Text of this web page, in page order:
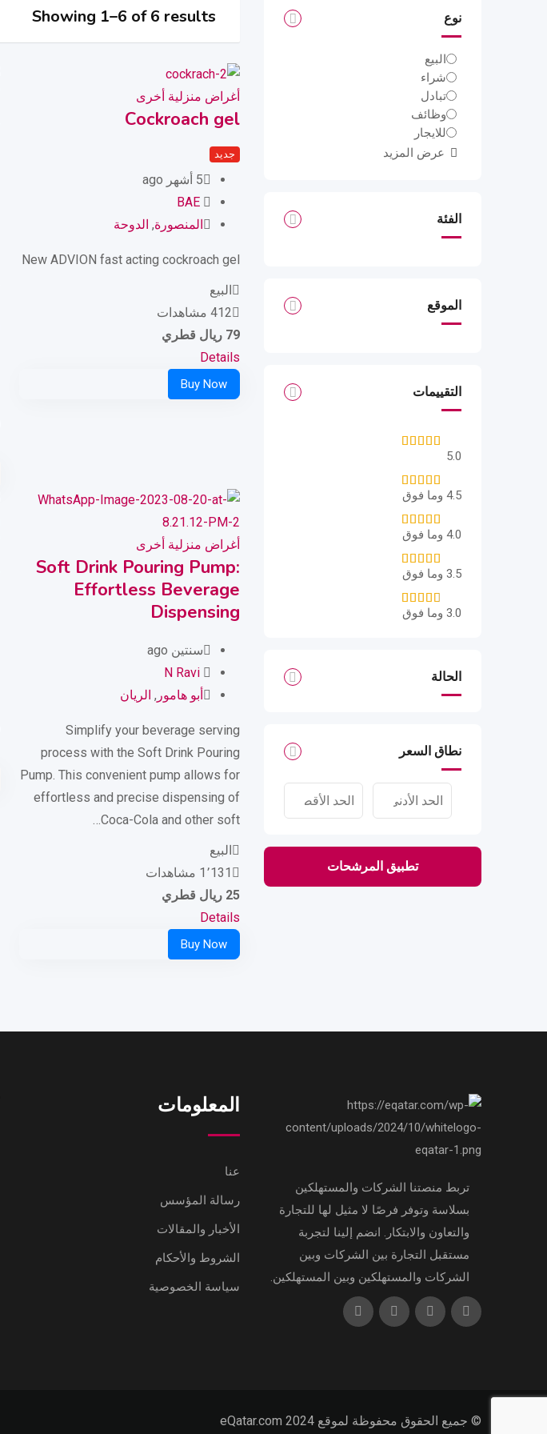
نوع
البيع
شراء
تبادل
وظائف
للايجار
عرض المزيد
الفئة
الموقع
التقييمات
5.0
4.5 وما فوق
4.0 وما فوق
3.5 وما فوق
3.0 وما فوق
الحالة
نطاق السعر
تطبيق المرشحات
Showing 1–6 of 6 results
أغراض منزلية أخرى
Cockroach gel
جديد
5 أشهر ago
BAE
المنصورة, الدوحة
New ADVION fast acting cockroach gel
البيع
412 مشاهدات
79 ريال قطري
Details
أغراض منزلية أخرى
Soft Drink Pouring Pump:
Effortless Beverage
Dispensing
سنتين ago
N Ravi
أبو هامور , الريان
Simplify your beverage serving
process with the Soft Drink Pouring
Pump. This convenient pump allows for
effortless and precise dispensing of
Coca-Cola and other soft…
البيع
1٬131 مشاهدات
25 ريال قطري
Details
تربط منصتنا الشركات والمستهلكين
بسلاسة وتوفر فرصًا لا مثيل لها للتجارة
والتعاون والابتكار. انضم إلينا لتجربة
مستقبل التجارة بين الشركات وبين
الشركات والمستهلكين وبين المستهلكين.
المعلومات
عنا
رسالة المؤسس
الأخبار والمقالات
الشروط والأحكام
سياسة الخصوصية
© جميع الحقوق محفوظة لموقع eQatar.com 2024